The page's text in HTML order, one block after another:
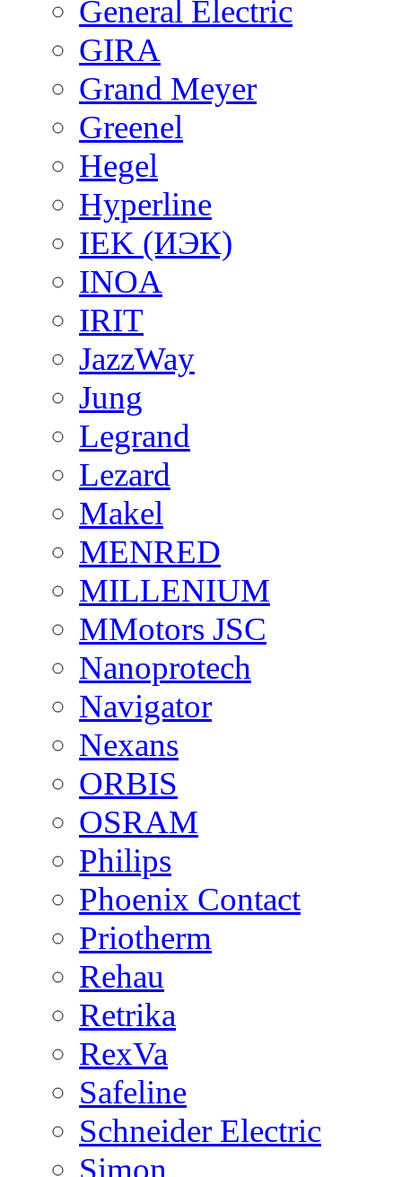
General Electric
GIRA
Grand Meyer
Greenel
Hegel
Hyperline
IEK (ИЭК)
INOA
IRIT
JazzWay
Jung
Legrand
Lezard
Makel
MENRED
MILLENIUM
MMotors JSC
Nanoprotech
Navigator
Nexans
ORBIS
OSRAM
Philips
Phoenix Contact
Priotherm
Rehau
Retrika
RexVa
Safeline
Schneider Electric
Simon